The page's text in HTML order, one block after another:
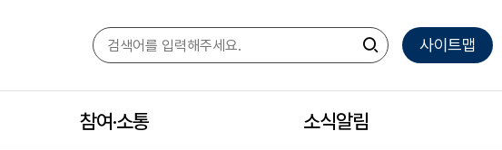
사이트맵
참여·소통모 소식알림